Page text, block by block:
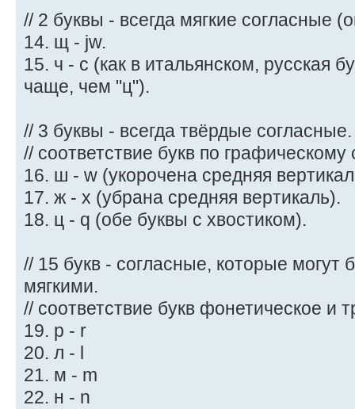
// 2 буквы - всегда мягкие согласные
14. щ - jw.
15. ч - c (как в итальянском, русская
чаще, чем "ц").
// 3 буквы - всегда твёрдые согласные.
// соответствие букв по графическому
16. ш - w (укорочена средняя
17. ж - x (убрана средняя вертикаль).
18. ц - q (обе буквы с хвостиком).
// 15 букв - согласные, которые могут
мягкими.
// соответствие букв фонетическое и
19. р - r
20. л - l
21. м - m
22. н - n